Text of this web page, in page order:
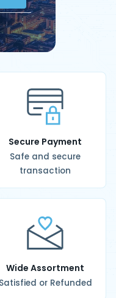
Secure Payment
Safe and secure
transaction
Wide Assortment
Satisfied or Refunded